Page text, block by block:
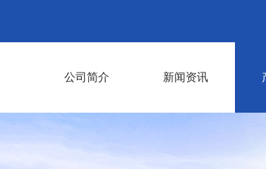
公司简介 新闻资讯